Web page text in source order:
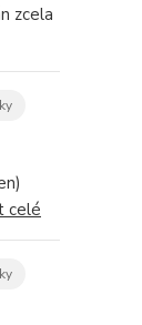
zcela
celé